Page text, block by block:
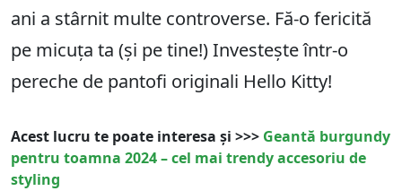
ani a stârnit multe controverse. Fă-o fericită
pe micuța ta (și pe tine!) Investește într-o
pereche de pantofi originali Hello Kitty!
Acest lucru te poate interesa și >>> Geantă burgundy
pentru toamna 2024 – cel mai trendy accesoriu de
styling